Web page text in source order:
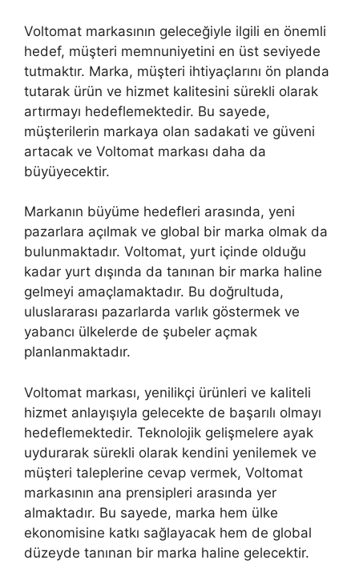
Voltomat markasının geleceğiyle ilgili en önemli
hedef, müşteri memnuniyetini en üst seviyede
tutmaktır. Marka, müşteri ihtiyaçlarını ön planda
tutarak ürün ve hizmet kalitesini sürekli olarak
artırmayı hedeflemektedir. Bu sayede,
müşterilerin markaya olan sadakati ve güveni
artacak ve Voltomat markası daha da
büyüyecektir.
Markanın büyüme hedefleri arasında, yeni
pazarlara açılmak ve global bir marka olmak da
bulunmaktadır. Voltomat, yurt içinde olduğu
kadar yurt dışında da tanınan bir marka haline
gelmeyi amaçlamaktadır. Bu doğrultuda,
uluslararası pazarlarda varlık göstermek ve
yabancı ülkelerde de şubeler açmak
planlanmaktadır.
Voltomat markası, yenilikçi ürünleri ve kaliteli
hizmet anlayışıyla gelecekte de başarılı olmayı
hedeflemektedir. Teknolojik gelişmelere ayak
uydurarak sürekli olarak kendini yenilemek ve
müşteri taleplerine cevap vermek, Voltomat
markasının ana prensipleri arasında yer
almaktadır. Bu sayede, marka hem ülke
ekonomisine katkı sağlayacak hem de global
düzeyde tanınan bir marka haline gelecektir.